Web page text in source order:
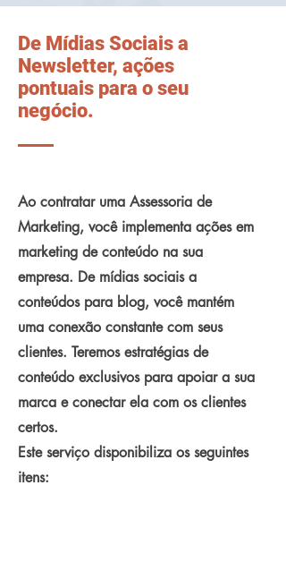
De Mídias Sociais a
Newsletter, ações
pontuais para o seu
negócio.
Ao contratar uma Assessoria de
Marketing, você implementa ações em
marketing de conteúdo na sua
empresa. De mídias sociais a
conteúdos para blog, você mantém
uma conexão constante com seus
clientes. Teremos estratégias de
conteúdo exclusivos para apoiar a sua
marca e conectar ela com os clientes
certos.
Este serviço disponibiliza os seguintes
itens: